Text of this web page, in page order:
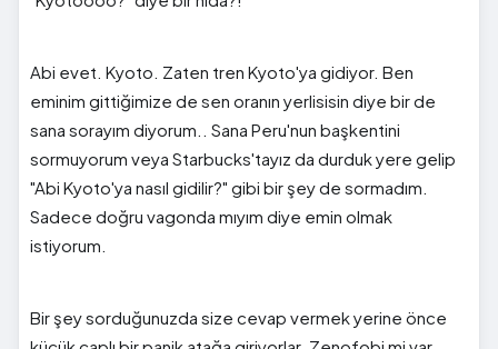
Abi evet. Kyoto. Zaten tren Kyoto'ya gidiyor. Ben
eminim gittiğimize de sen oranın yerlisisin diye bir de
sana sorayım diyorum.. Sana Peru'nun başkentini
sormuyorum veya Starbucks'tayız da durduk yere gelip
"Abi Kyoto'ya nasıl gidilir?" gibi bir şey de sormadım.
Sadece doğru vagonda mıyım diye emin olmak
istiyorum.
Bir şey sorduğunuzda size cevap vermek yerine önce